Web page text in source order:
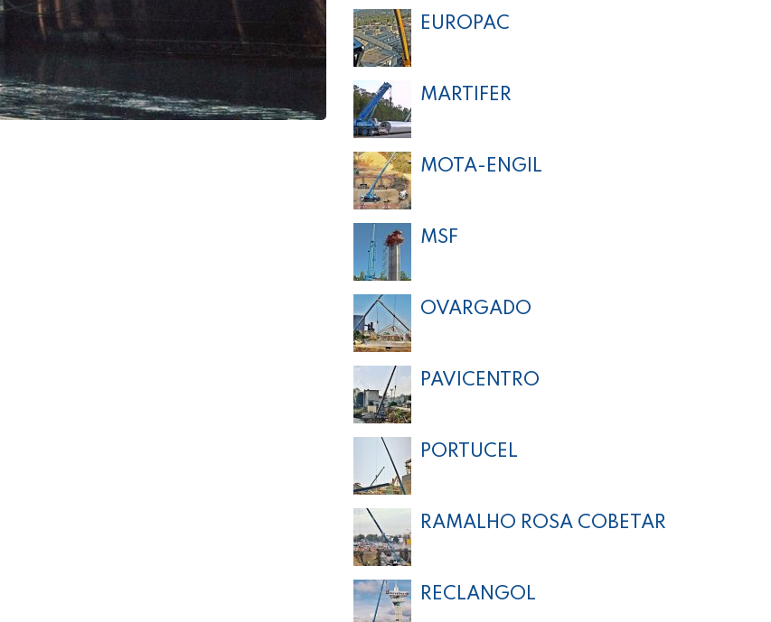
EUROPAC
MARTIFER
MOTA-ENGIL
MSF
OVARGADO
PAVICENTRO
PORTUCEL
RAMALHO ROSA COBETAR
RECLANGOL